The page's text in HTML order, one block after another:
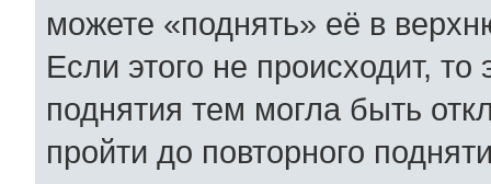
можете «поднять» её в
Если этого не происходит, то
поднятия тем могла быть
пройти до повторного